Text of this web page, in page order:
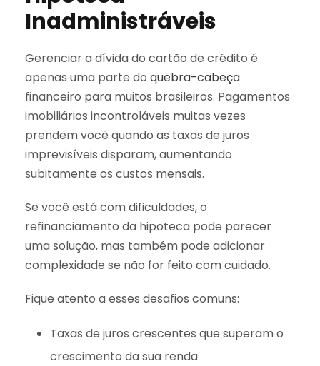
Inadministráveis
Gerenciar a dívida do cartão de crédito é
apenas uma parte do quebra-cabeça
financeiro para muitos brasileiros. Pagamentos
imobiliários incontroláveis muitas vezes
prendem você quando as taxas de juros
imprevisíveis disparam, aumentando
subitamente os custos mensais.
Se você está com dificuldades, o
refinanciamento da hipoteca pode parecer
uma solução, mas também pode adicionar
complexidade se não for feito com cuidado.
Fique atento a esses desafios comuns:
Taxas de juros crescentes que superam o
crescimento da sua renda